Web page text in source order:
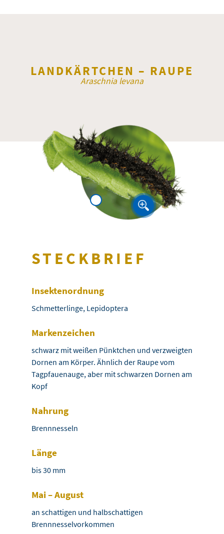
LANDKÄRTCHEN – RAUPE
Araschnia levana
STECKBRIEF
Insektenordnung
Schmetterlinge, Lepidoptera
Markenzeichen
schwarz mit weißen Pünktchen und verzweigten
Dornen am Körper. Ähnlich der Raupe vom
Tagpfauenauge, aber mit schwarzen Dornen am
Kopf
Nahrung
Brennnesseln
Länge
bis 30 mm
Mai – August
an schattigen und halbschattigen
Brennnesselvorkommen